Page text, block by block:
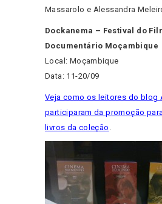
Massarolo e Alessandra
Dockanema – Festival do
Documentário Moçambique
Local: Moçambique
Data: 11-20/09
Veja como os leitores do blog
participaram da promoção
livros da coleção .